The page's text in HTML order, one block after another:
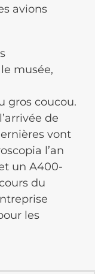
avions
musée,
gros coucou.
de
vont
l’an
un A400-
du
les